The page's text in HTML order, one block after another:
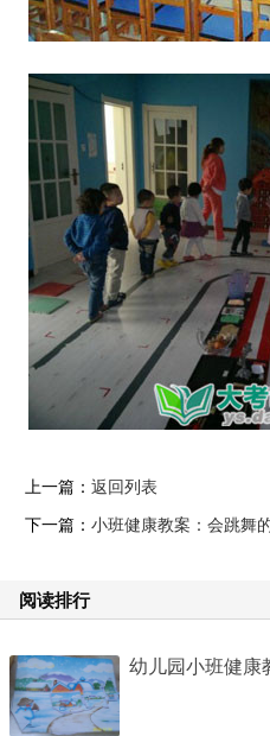
上一篇： 返回列表
下一篇： 小班健康教案：会跳舞
阅读排行
幼儿园小班健康